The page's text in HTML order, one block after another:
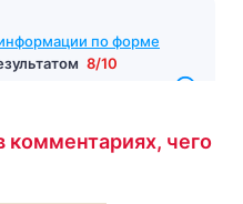
с результатом
чего